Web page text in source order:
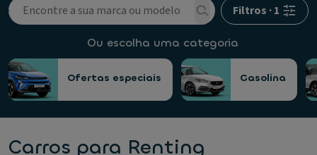
Filtros ·1
Ou escolha uma categoria
Ofertas especiais Gasolina
Carros para Renting